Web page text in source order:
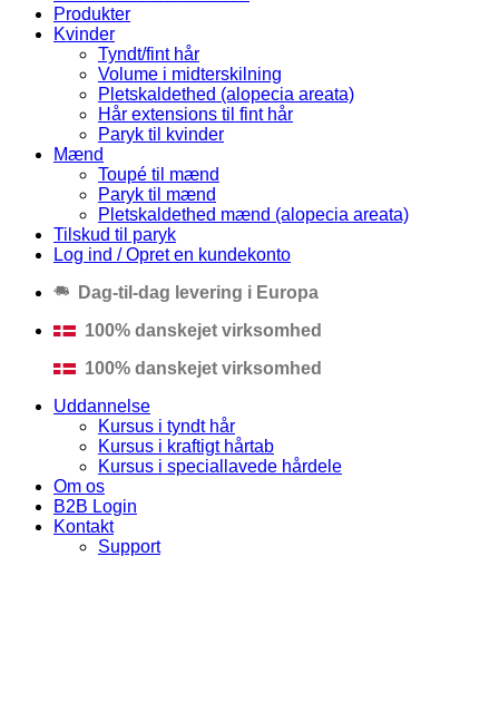
Produkter
Kvinder
Tyndt/fint hår
Volume i midterskilning
Pletskaldethed (alopecia areata)
Hår extensions til fint hår
Paryk til kvinder
Mænd
Toupé til mænd
Paryk til mænd
Pletskaldethed mænd (alopecia areata)
Tilskud til paryk
Log ind / Opret en kundekonto
Dag-til-dag levering i Europa
100% danskejet virksomhed
100% danskejet virksomhed
Uddannelse
Kursus i tyndt hår
Kursus i kraftigt hårtab
Kursus i speciallavede hårdele
Om os
B2B Login
Kontakt
Support